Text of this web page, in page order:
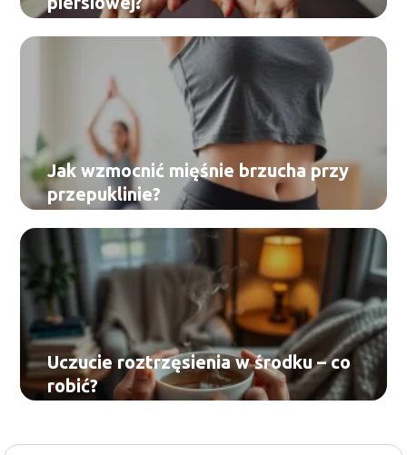
Jak wzmocnić mięśnie brzucha przy
przepuklinie?
Uczucie roztrzęsienia w środku – co
robić?